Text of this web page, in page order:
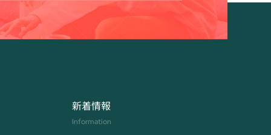
新着情報
Information